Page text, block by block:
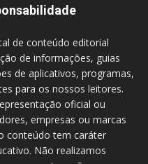
de conteúdo editorial
de informações, guias
de aplicativos, programas,
para os nossos leitores.
oficial ou
empresas ou marcas
conteúdo tem caráter
Não realizamos